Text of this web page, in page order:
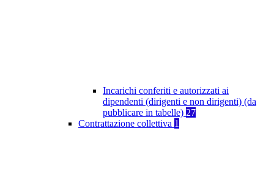
Incarichi conferiti e autorizzati ai
dipendenti (dirigenti e non dirigenti) (da
pubblicare in tabelle) 27
Contrattazione collettiva 1